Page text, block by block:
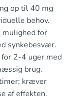
op til 40 mg
behov.
for
synkebesvær.
2-4 uger med
brug.
kræver
af effekten.